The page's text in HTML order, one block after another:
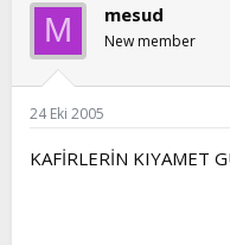
M mesud
New member
24 Eki 2005
KAFİRLERİN KIYAMET